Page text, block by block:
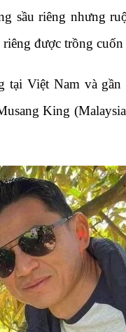
sầu riêng nhưng
được trồng cuốn
tại Việt Nam và
King